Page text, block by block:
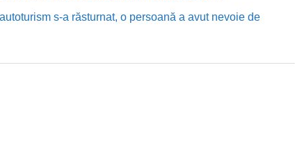
s-a răsturnat, o persoană a avut nevoie de